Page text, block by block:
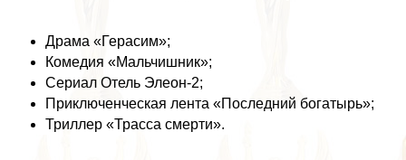
Драма «Герасим»;
Комедия «Мальчишник»;
Сериал Отель Элеон-2;
Приключенческая лента «Последний богатырь»;
Триллер «Трасса cмepти».